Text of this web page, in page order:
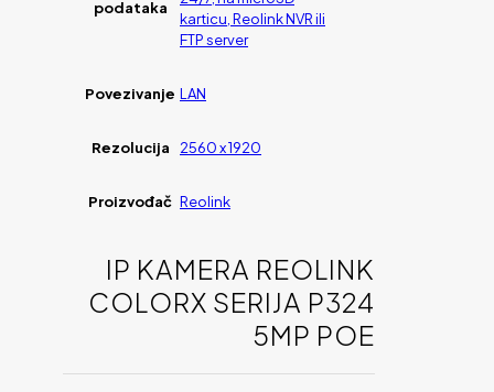
podataka
karticu, Reolink NVR ili
FTP server
Povezivanje LAN
Rezolucija 2560 x 1920
Proizvođač Reolink
IP KAMERA REOLINK
COLORX SERIJA P324
5MP POE